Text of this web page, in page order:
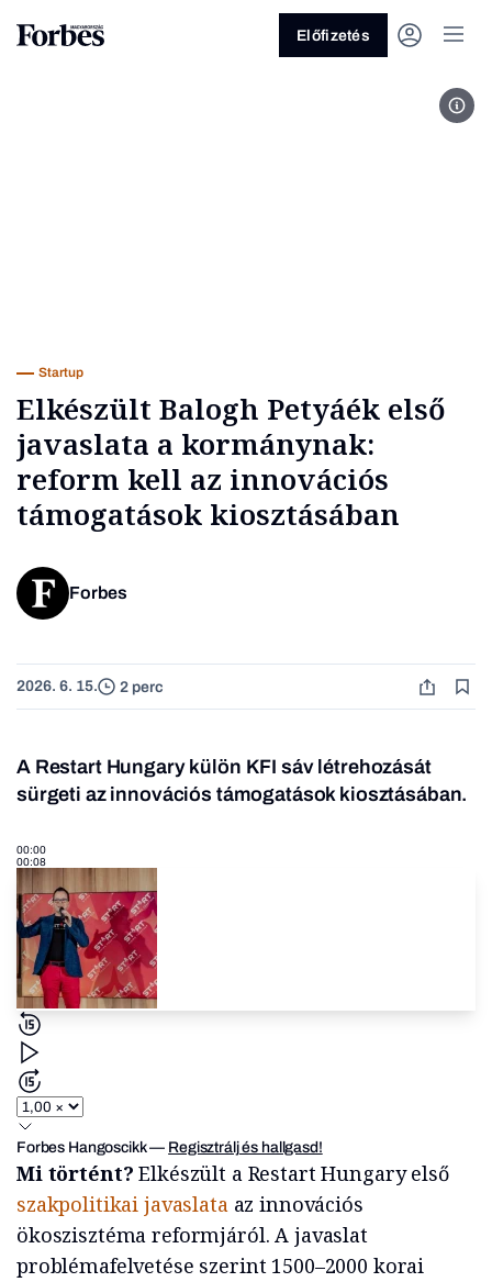
Előfizetés
Startup
Elkészült Balogh Petyáék első
javaslata a kormánynak:
reform kell az innovációs
támogatások kiosztásában
Forbes
2026. 6. 15. 2 perc
A Restart Hungary külön KFI sáv létrehozását
sürgeti az innovációs támogatások kiosztásában.
00:00
00:08
Forbes Hangoscikk— Regisztrálj és hallgasd!
Mi történt? Elkészült a Restart Hungary első
szakpolitikai javaslataaz innovációs
ökoszisztéma reformjáról. A javaslat
problémafelvetése szerint 1500–2000 korai